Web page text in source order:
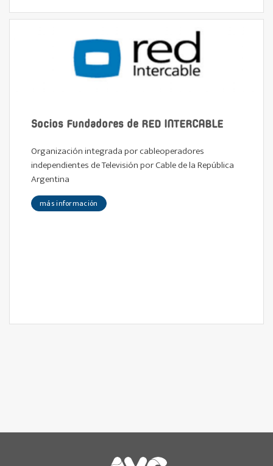
Socios Fundadores de RED INTERCABLE
Organización integrada por cableoperadores
independientes de Televisión por Cable de la República
Argentina
más información